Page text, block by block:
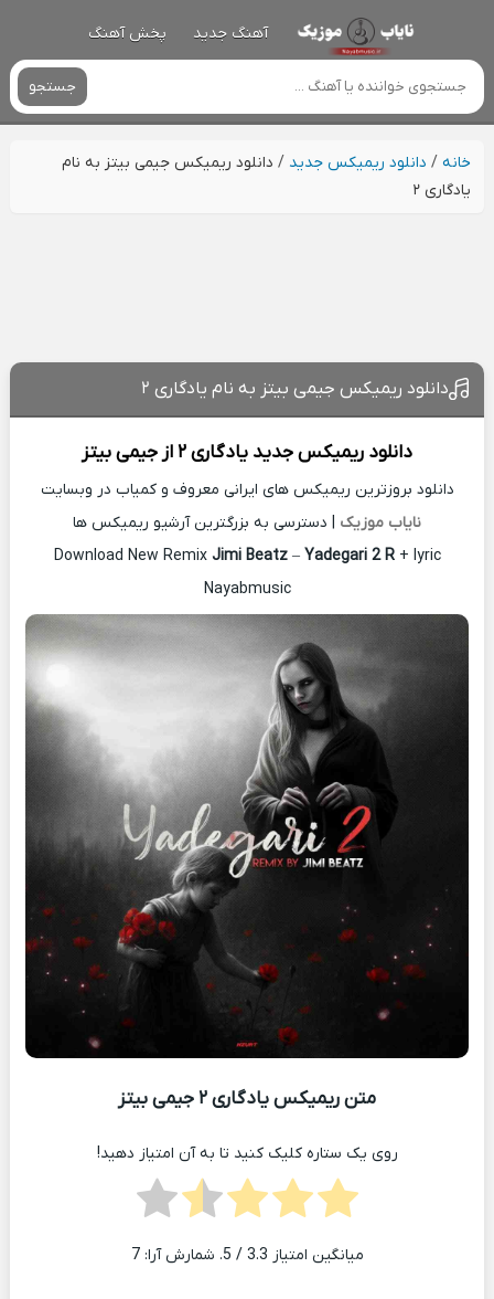
آهنگ جدید پخش آهنگ
جستجو
خانه/ دانلود ریمیکس جدید / دانلود ریمیکس جیمی بیتز به نام
یادگاری ۲
دانلود ریمیکس جیمی بیتز به نام یادگاری ۲
دانلود ریمیکس جدید یادگاری ۲ از جیمی بیتز
دانلود بروزترین ریمیکس های ایرانی معروف و کمیاب در وبسایت
نایاب موزیک | دسترسی به بزرگترین آرشیو ریمیکس ها
Download New Remix Jimi Beatz– Yadegari 2 R+ lyric
Nayabmusic
متن ریمیکس یادگاری ۲ جیمی بیتز
روی یک ستاره کلیک کنید تا به آن امتیاز دهید!
میانگین امتیاز 3.3 / 5. شمارش آرا: 7